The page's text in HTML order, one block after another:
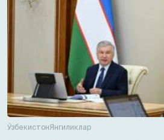
ЎзбекистонЯнгиликлар